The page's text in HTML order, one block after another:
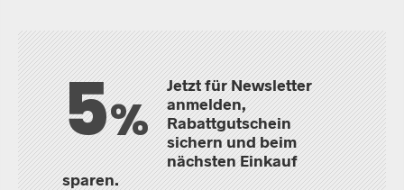
5%
Jetzt für Newsletter
anmelden,
Rabattgutschein
sichern und beim
nächsten Einkauf
sparen.